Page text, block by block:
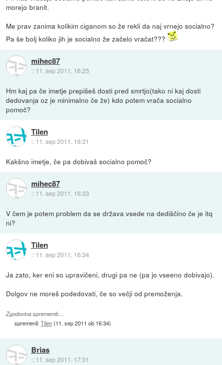
morejo branit.
Me prav zanima kolikim ciganom so že rekli da naj vrnejo socialno?
Pa še bolj koliko jih je socialno že začelo vračat???
mihec87
:: 11. sep 2011, 16:25
Hm kaj pa če imetje prepišeš dosti pred smrtjo(tako ni kaj dosti
dedovanja oz je minimalno če že) kdo potem vrača socialno
pomoč?
Tilen
:: 11. sep 2011, 16:31
Kakšno imetje, če pa dobivaš socialno pomoč?
mihec87
:: 11. sep 2011, 16:33
V čem je potem problem da se država vsede na dediščino če je itq
ni?
Tilen
:: 11. sep 2011, 16:34
Ja zato, ker eni so upravičeni, drugi pa ne (pa jo vseeno dobivajo).
Dolgov ne moreš podedovati, če so večji od premoženja.
Zgodovina sprememb…
spremenil:Tilen(11. sep 2011 ob 16:34)
Brias
:: 11. sep 2011, 17:31